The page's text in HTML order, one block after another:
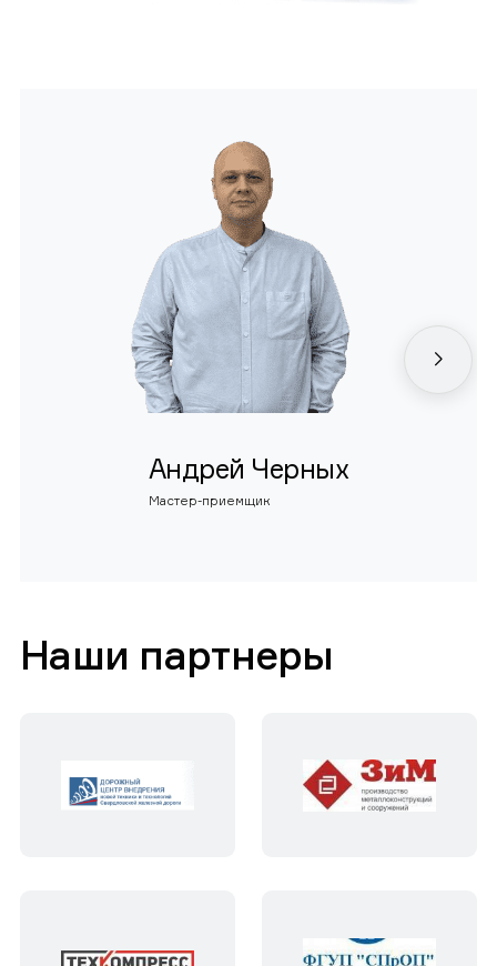
Андрей Черных
Мастер-приемщик
Наши партнеры